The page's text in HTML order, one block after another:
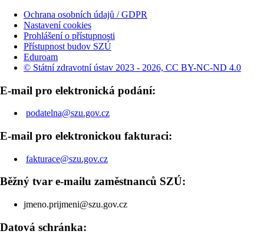
Ochrana osobních údajů / GDPR
Nastavení cookies
Prohlášení o přístupnosti
Přístupnost budov SZÚ
Eduroam
© Státní zdravotní ústav 2023 - 2026, CC BY-NC-ND 4.0
E-mail pro elektronická podání:
podatelna@szu.gov.cz
E-mail pro elektronickou fakturaci:
fakturace@szu.gov.cz
Běžný tvar e-mailu zaměstnanců SZÚ:
jmeno.prijmeni@szu.gov.cz
Datová schránka: